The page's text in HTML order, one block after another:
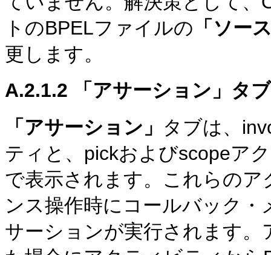
トのBPELファイルの 「ソー
更します。
A.2.1.2 「アサーション」タブ
「アサーション」 タブは、
ティと、pickおよびscopeア
で表示されます。これらの
ンス操作時にコールバック
サーションが実行されます